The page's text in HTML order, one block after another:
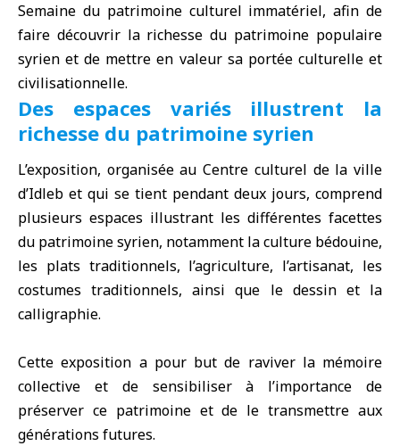
Semaine du patrimoine culturel immatériel, afin de
faire découvrir la richesse du patrimoine populaire
syrien et de mettre en valeur sa portée culturelle et
civilisationnelle.
Des espaces variés illustrent la
richesse du patrimoine syrien
L’exposition, organisée au Centre culturel de la ville
d’Idleb et qui se tient pendant deux jours, comprend
plusieurs espaces illustrant les différentes facettes
du patrimoine syrien, notamment la culture bédouine,
les plats traditionnels, l’agriculture, l’artisanat, les
costumes traditionnels, ainsi que le dessin et la
calligraphie.
Cette exposition a pour but de raviver la mémoire
collective et de sensibiliser à l’importance de
préserver ce patrimoine et de le transmettre aux
générations futures.